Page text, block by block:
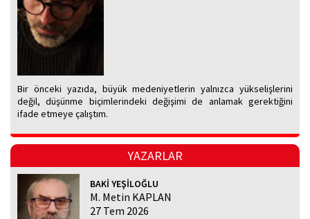
Bir önceki yazıda, büyük medeniyetlerin yalnızca yükselişlerini
değil, düşünme biçimlerindeki değişimi de anlamak gerektiğini
ifade etmeye çalıştım.
YAZARLAR
BAKİ YEŞİLOĞLU
M. Metin KAPLAN
27 Tem 2026